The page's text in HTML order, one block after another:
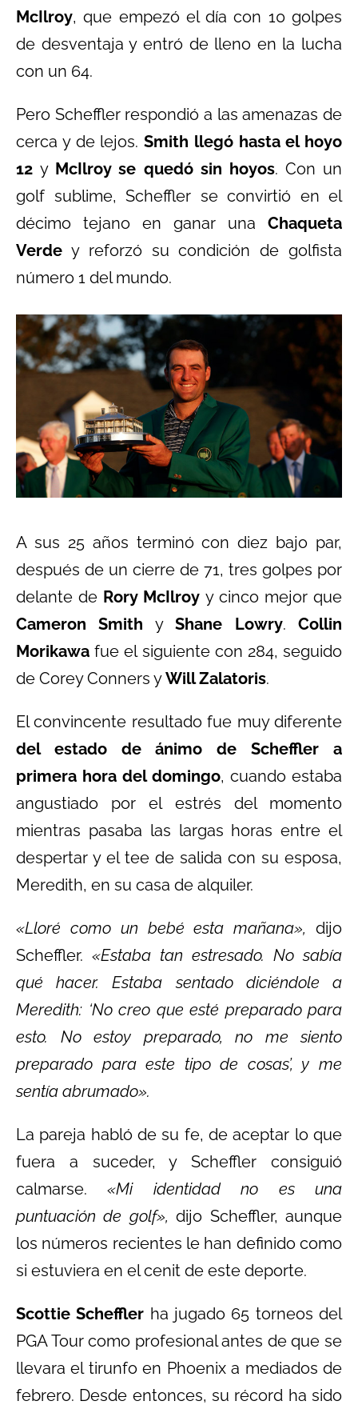
McIlroy, que empezó el día con 10 golpes
de desventaja y entró de lleno en la lucha
con un 64.
Pero Scheffler respondió a las amenazas de
cerca y de lejos. Smith llegó hasta el hoyo
12y McIlroy se quedó sin hoyos. Con un
golf sublime, Scheffler se convirtió en el
décimo tejano en ganar una Chaqueta
Verde y reforzó su condición de golfista
número 1 del mundo.
A sus 25 años terminó con diez bajo par,
después de un cierre de 71, tres golpes por
delante de Rory McIlroy y cinco mejor que
Cameron Smith yShane Lowry. Collin
Morikawa fue el siguiente con 284, seguido
de Corey Conners yWill Zalatoris.
El convincente resultado fue muy diferente
del estado de ánimo de Scheffler a
primera hora del domingo, cuando estaba
angustiado por el estrés del momento
mientras pasaba las largas horas entre el
despertar y el tee de salida con su esposa,
Meredith, en su casa de alquiler.
«Lloré como un bebé esta mañana», dijo
Scheffler. «Estaba tan estresado. No sabía
qué hacer. Estaba sentado diciéndole a
Meredith: ‘No creo que esté preparado para
esto. No estoy preparado, no me siento
preparado para este tipo de cosas’, y me
sentía abrumado».
La pareja habló de su fe, de aceptar lo que
fuera a suceder, y Scheffler consiguió
calmarse. «Mi identidad no es una
puntuación de golf»,dijo Scheffler, aunque
los números recientes le han definido como
si estuviera en el cenit de este deporte.
Scottie Scheffler ha jugado 65 torneos del
PGA Tour como profesional antes de que se
llevara el tirunfo en Phoenix a mediados de
febrero. Desde entonces, su récord ha sido